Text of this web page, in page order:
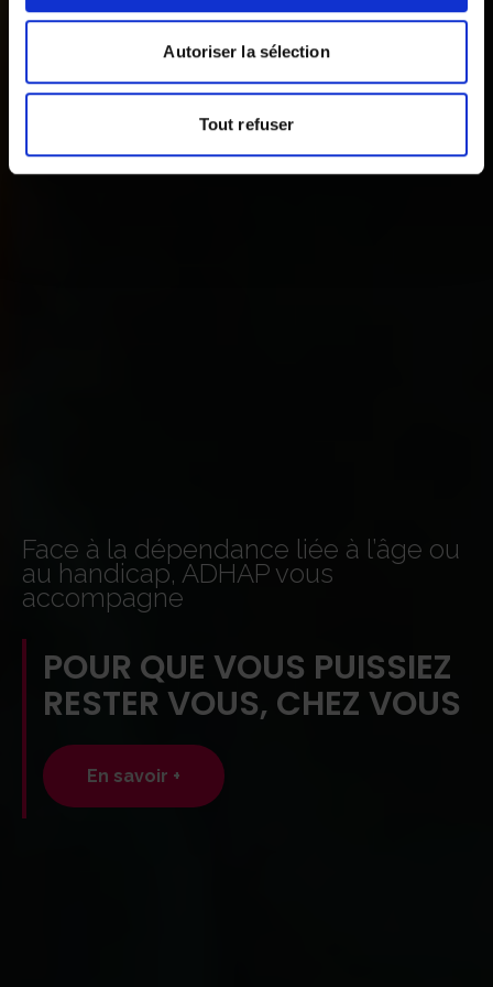
Autoriser la sélection
Tout refuser
Face à la dépendance liée à l’âge ou
au handicap, ADHAP vous
accompagne
POUR QUE VOUS PUISSIEZ
RESTER VOUS, CHEZ VOUS
En savoir +